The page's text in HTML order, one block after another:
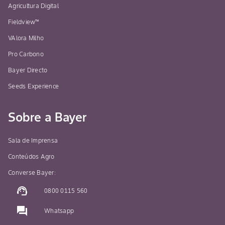
Agricultura Digital
Fieldview™
VAlora Milho
Pro Carbono
Bayer Directo
Seeds Experience
Sobre a Bayer
Sala de Imprensa
Conteúdos Agro
Converse Bayer:
support_agent 0800 0115 560
question_answer Whatsapp